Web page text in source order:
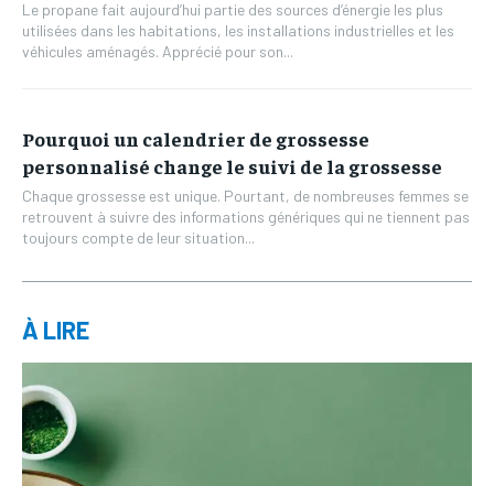
Le propane fait aujourd’hui partie des sources d’énergie les plus
utilisées dans les habitations, les installations industrielles et les
véhicules aménagés. Apprécié pour son...
Pourquoi un calendrier de grossesse
personnalisé change le suivi de la grossesse
Chaque grossesse est unique. Pourtant, de nombreuses femmes se
retrouvent à suivre des informations génériques qui ne tiennent pas
toujours compte de leur situation...
À LIRE